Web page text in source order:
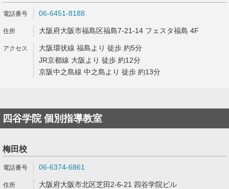
06-6451-8188
大阪府大阪市福島区福島7-21-14 フェスタ福島 4F
大阪環状線 福島より 徒歩 約5分
JR京都線 大阪より 徒歩 約12分
京阪中之島線 中之島より 徒歩 約13分
四谷学院 個別指導教室
梅田校
06-6374-6861
大阪府大阪市北区芝田2-6-21 四谷学院ビル